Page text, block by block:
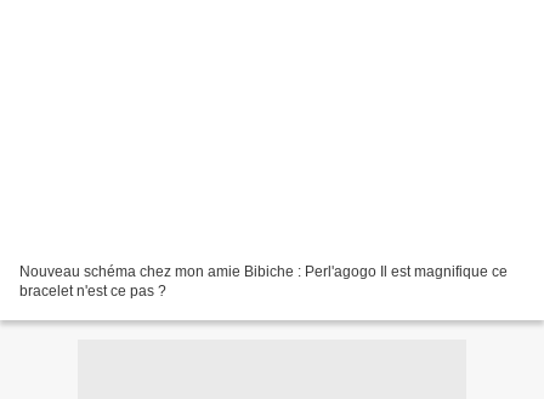
Nouveau schéma chez mon amie Bibiche : Perl'agogo Il est magnifique ce
bracelet n'est ce pas ?